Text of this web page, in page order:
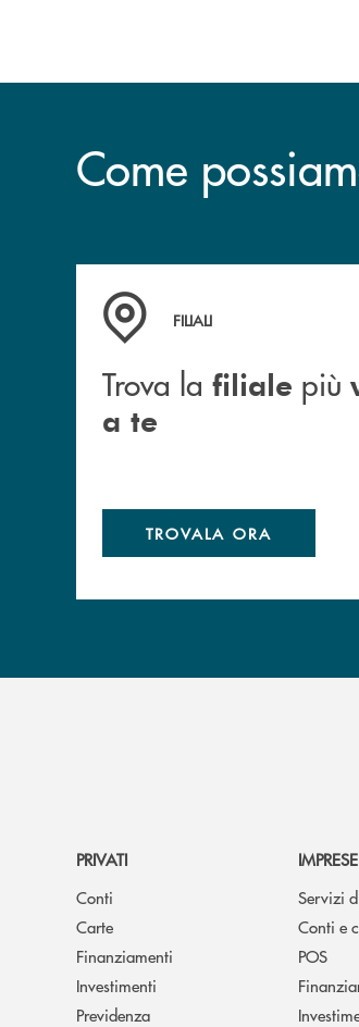
Come
Trova la filiale più vicina a te
FILIALI
Trova la filiale più
a te
TROVALA ORA
PRIVATI
Conti
Carte
Finanziamenti
Investimenti
Previdenza
IMPRESE
Servizi
Conti e
POS